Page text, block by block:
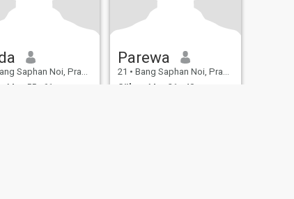
Saphan Noi, Prachuap Khiri Khan, Thailand
Man 55 - 61
Parewa
21 • Bang Saphan Noi, Prachuap Khiri Khan, Thailand
Söker:
Man 21 - 40